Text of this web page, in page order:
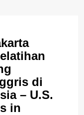
di
– U.S.
in